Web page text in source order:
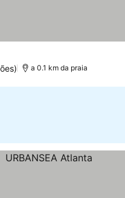
a 0.1 km da praia